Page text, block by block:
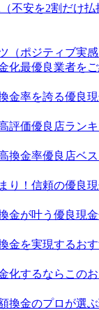
不安を2割だけ払
（ポジティブ実感
化最優良業者を
金率を誇る優良
評価優良店ラン
換金率優良店ベ
り！信頼の優良
金が叶う優良現
金を実現するお
化するならこの
換金のプロが選